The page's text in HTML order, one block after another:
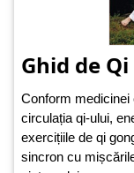
Ghid de
Conform medicinei
circulația qi-ului,
exercițiile de qi
sincron cu